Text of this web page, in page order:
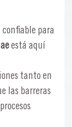
para
está aquí
tanto en
las barreras